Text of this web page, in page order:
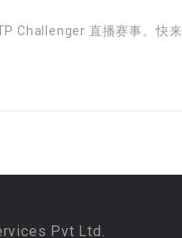
Challenger 直播赛事。快来
Pvt Ltd.